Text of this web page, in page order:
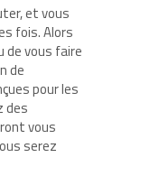
et vous
fois. Alors
de vous faire
de
pour les
des
vous
serez